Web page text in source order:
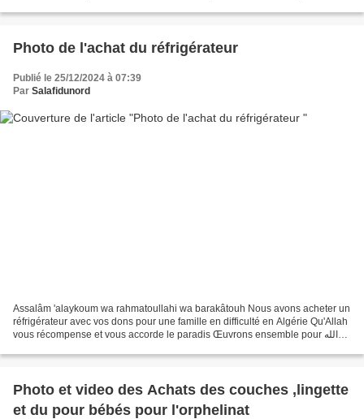
Photo de l'achat du réfrigérateur
Publié le 25/12/2024 à 07:39
Par Salafidunord
Assalâm 'alaykoum wa rahmatoullahi wa barakâtouh Nous avons acheter un
réfrigérateur avec vos dons pour une famille en difficulté en Algérie Qu'Allah
vous récompense et vous accorde le paradis Œuvrons ensemble pour الله
Photo et video des Achats des couches ,lingette
et du pour bébés pour l'orphelinat